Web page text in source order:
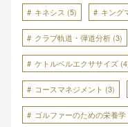
キネシス (5) キング
クラブ軌道・弾道分析 (3)
ケトルベルエクササイズ
コースマネジメント (3)
ゴルファーのための栄養学